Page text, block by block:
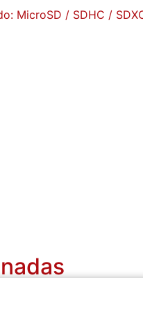
MicroSD / SDHC /